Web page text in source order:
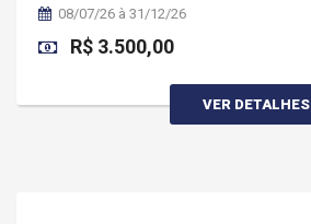
08/07/26 à 31/12/26
R$ 3.500,00
VER DETALHES